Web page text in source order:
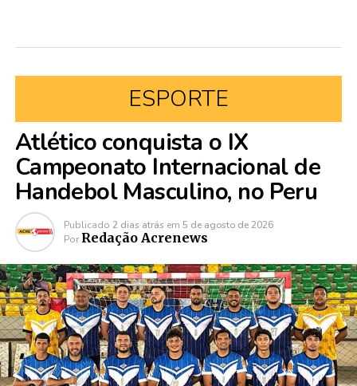
ESPORTE
Atlético conquista o IX
Campeonato Internacional de
Handebol Masculino, no Peru
Publicado 2 dias atrás em 5 de agosto de 2026
Por Redação Acrenews